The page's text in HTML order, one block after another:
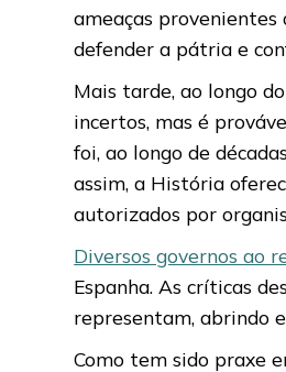
ameaças
defender a pátria e
Mais tarde, ao longo
incertos, mas é
foi, ao longo de
assim, a História
autorizados por
Diversos governos ao
Espanha. As críticas
representam, abrindo
Como tem sido praxe